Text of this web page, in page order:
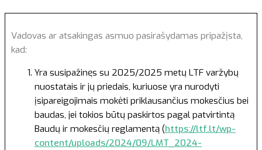
Vadovas ar atsakingas asmuo pasirašydamas pripažįsta,
kad:
Yra susipažinęs su 2025/2025 metų LTF varžybų
nuostatais ir jų priedais, kuriuose yra nurodyti
įsipareigojimais mokėti priklausančius mokesčius bei
baudas, jei tokios būtų paskirtos pagal patvirtintą
Baudų ir mokesčių reglamentą (https://ltf.lt/wp-
content/uploads/2024/09/LMT_2024-